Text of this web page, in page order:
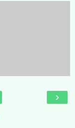
›